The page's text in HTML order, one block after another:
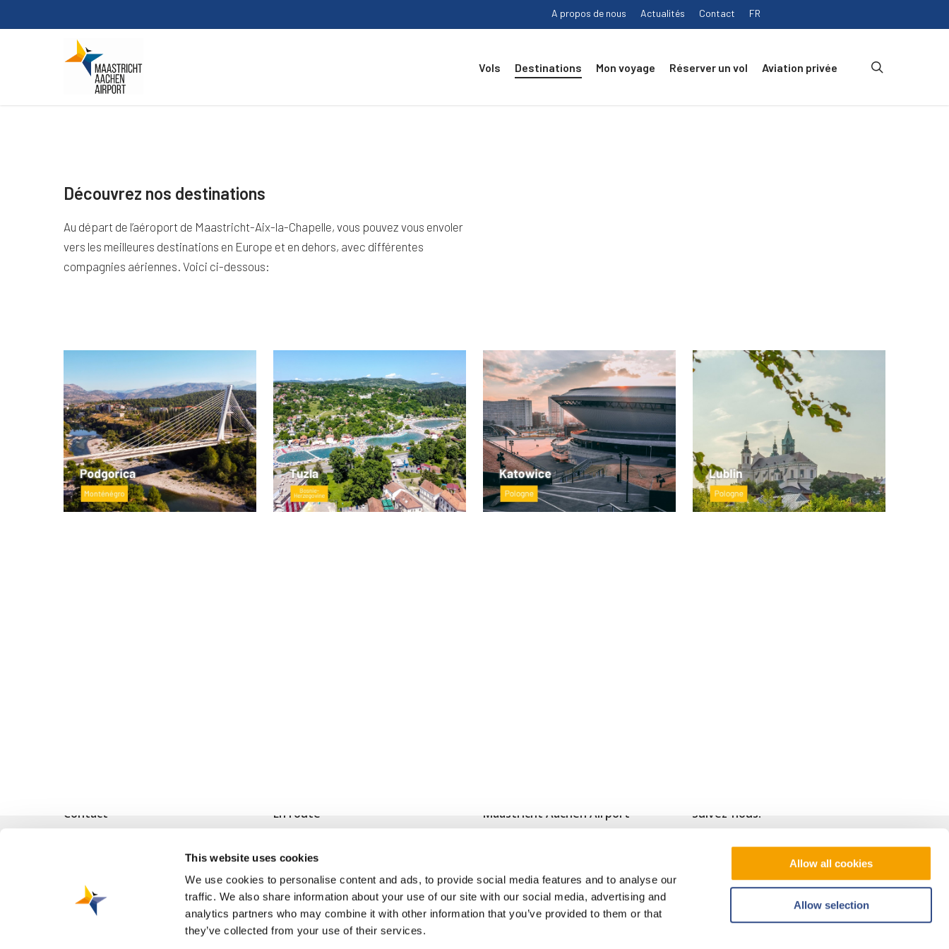
This website uses cookies
We use cookies to personalise content and ads, to provide social media features and to analyse our
traffic. We also share information about your use of our site with our social media, advertising and
analytics partners who may combine it with other information that you’ve provided to them or that
they’ve collected from your use of their services.
Allow all cookies
Allow selection
to
A propos de nous Actualités Contact FR
Vols Destinations Mon voyage Réserver un vol Aviation privée
Découvrez nos destinations
Au départ de l’aéroport de Maastricht-Aix-la-Chapelle, vous pouvez vous envoler
vers les meilleures destinations en Europe et en dehors, avec différentes
compagnies aériennes. Voici ci-dessous:
Contact
infodesk@maa.nl
En route
Mon voyage
Réserver un vol
Maastricht Aachen Airport
Conditions et règlements
Disclaimer
Suivez-nous!